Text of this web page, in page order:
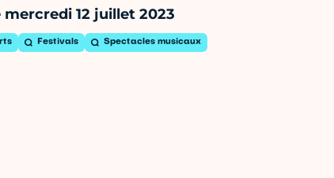
mercredi 12 juillet 2023
Festivals Spectacles musicaux